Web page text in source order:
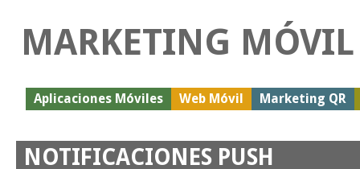
MARKETING MÓVIL
Aplicaciones Móviles Web Móvil Marketing QR
NOTIFICACIONES PUSH